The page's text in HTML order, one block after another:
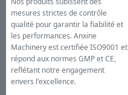
mesures strictes de contrôle
qualité pour garantir la fiabilité et
les performances. Anxine
Machinery est certifiée ISO9001 et
répond aux normes GMP et CE,
reflétant notre engagement
envers l'excellence.